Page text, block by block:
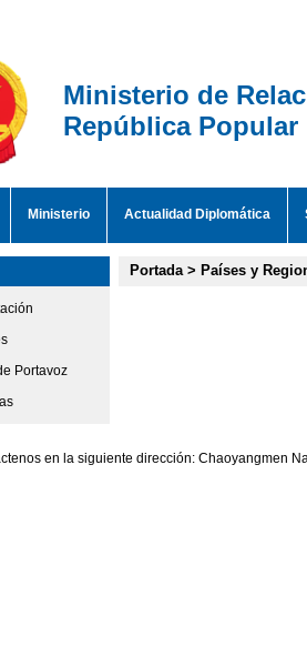
Ministerio de
República Popular
Ministerio Actualidad Diplomática
Portavoz
Portada> Países y
en la siguiente dirección: Chaoyangmen